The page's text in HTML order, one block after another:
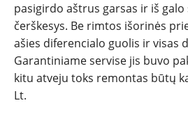
pasigirdo aštrus garsas ir iš
čerškesys. Be rimtos išorinės
ašies diferencialo guolis ir visas
Garantiniame servise jis buvo
kitu atveju toks remontas būtų
Lt.